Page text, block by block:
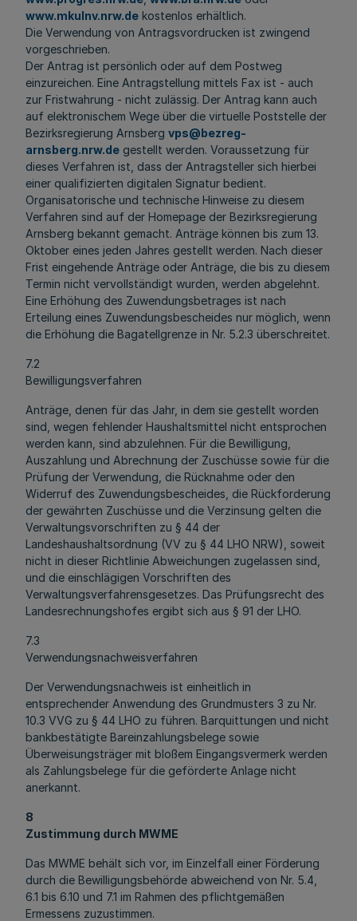
www.mkulnv.nrw.de kostenlos erhältlich.
Die Verwendung von Antragsvordrucken ist zwingend
vorgeschrieben.
Der Antrag ist persönlich oder auf dem Postweg
einzureichen. Eine Antragstellung mittels Fax ist - auch
zur Fristwahrung - nicht zulässig. Der Antrag kann auch
auf elektronischem Wege über die virtuelle Poststelle der
Bezirksregierung Arnsberg vps@bezreg-
arnsberg.nrw.de gestellt werden. Voraussetzung für
dieses Verfahren ist, dass der Antragsteller sich hierbei
einer qualifizierten digitalen Signatur bedient.
Organisatorische und technische Hinweise zu diesem
Verfahren sind auf der Homepage der Bezirksregierung
Arnsberg bekannt gemacht. Anträge können bis zum 13.
Oktober eines jeden Jahres gestellt werden. Nach dieser
Frist eingehende Anträge oder Anträge, die bis zu diesem
Termin nicht vervollständigt wurden, werden abgelehnt.
Eine Erhöhung des Zuwendungsbetrages ist nach
Erteilung eines Zuwendungsbescheides nur möglich, wenn
die Erhöhung die Bagatellgrenze in Nr. 5.2.3 überschreitet.
7.2
Bewilligungsverfahren
Anträge, denen für das Jahr, in dem sie gestellt worden
sind, wegen fehlender Haushaltsmittel nicht entsprochen
werden kann, sind abzulehnen. Für die Bewilligung,
Auszahlung und Abrechnung der Zuschüsse sowie für die
Prüfung der Verwendung, die Rücknahme oder den
Widerruf des Zuwendungsbescheides, die Rückforderung
der gewährten Zuschüsse und die Verzinsung gelten die
Verwaltungsvorschriften zu § 44 der
Landeshaushaltsordnung (VV zu § 44 LHO NRW), soweit
nicht in dieser Richtlinie Abweichungen zugelassen sind,
und die einschlägigen Vorschriften des
Verwaltungsverfahrensgesetzes. Das Prüfungsrecht des
Landesrechnungshofes ergibt sich aus § 91 der LHO.
7.3
Verwendungsnachweisverfahren
Der Verwendungsnachweis ist einheitlich in
entsprechender Anwendung des Grundmusters 3 zu Nr.
10.3 VVG zu § 44 LHO zu führen. Barquittungen und nicht
bankbestätigte Bareinzahlungsbelege sowie
Überweisungsträger mit bloßem Eingangsvermerk werden
als Zahlungsbelege für die geförderte Anlage nicht
anerkannt.
8
Zustimmung durch MWME
Das MWME behält sich vor, im Einzelfall einer Förderung
durch die Bewilligungsbehörde abweichend von Nr. 5.4,
6.1 bis 6.10 und 7.1 im Rahmen des pflichtgemäßen
Ermessens zuzustimmen.